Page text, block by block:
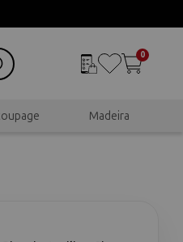
0
Madeira